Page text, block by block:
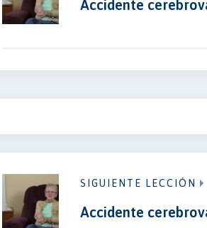
Accidente
SIGUIENTE LECCIÓN
Accidente